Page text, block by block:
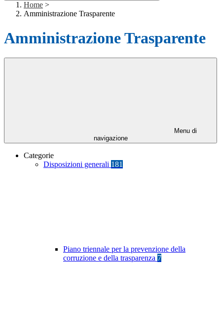
Home >
Amministrazione Trasparente
Amministrazione Trasparente
Menu di
navigazione
Categorie
Disposizioni generali 181
Piano triennale per la prevenzione della
corruzione e della trasparenza 7